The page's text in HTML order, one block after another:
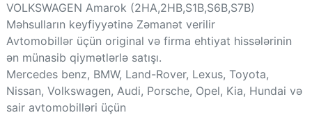
VOLKSWAGEN Amarok (2HA,2HB,S1B,S6B,S7B)
Məhsulların keyfiyyətinə Zəmanət verilir
Avtomobillər üçün original və firma ehtiyat hissələrinin
ən münasib qiymətlərlə satışı.
Mercedes benz, BMW, Land-Rover, Lexus, Toyota,
Nissan, Volkswagen, Audi, Porsche, Opel, Kia, Hundai və
sair avtomobilləri üçün